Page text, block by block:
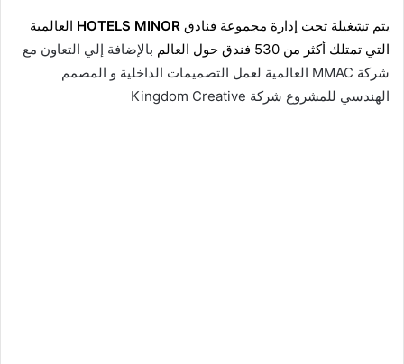
يتم تشغيلة تحت إدارة مجموعة فنادق HOTELS MINOR العالمية
التي تمتلك أكثر من 530 فندق حول العالم
بالإضافة إلي التعاون مع
شركة MMAC العالمية لعمل التصميمات الداخلية و المصمم
الهندسي للمشروع شركة Kingdom Creative